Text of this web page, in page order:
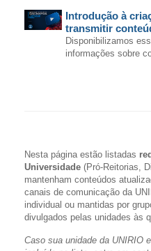
Introdução à
transmitir
Disponibilizamos
informações sobre
Nesta página estão listadas
Universidade(Pró-Reitorias,
mantenham conteúdos
canais de comunicação da
individual ou mantidas por
divulgados pelas unidades às
Caso sua unidade da UNIRIO